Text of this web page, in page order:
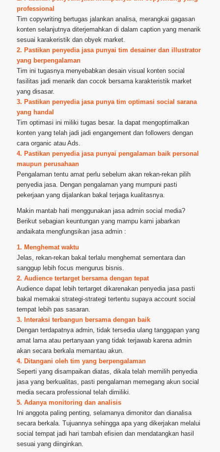
professional
Tim copywriting bertugas jalankan analisa, merangkai gagasan
konten selanjutnya diterjemahkan di dalam caption yang menarik
sesuai karakeristik dan obyek market.
2. Pastikan penyedia jasa punyai tim desainer dan illustrator
yang berpengalaman
Tim ini tugasnya menyebabkan desain visual konten social
fasilitas jadi menarik dan cocok bersama karakteristik market
yang disasar.
3. Pastikan penyedia jasa punya tim optimasi social sarana
yang handal
Tim optimasi ini miliki tugas besar. Ia dapat mengoptimalkan
konten yang telah jadi jadi engangement dan followers dengan
cara organic atau Ads.
4. Pastikan penyedia jasa punyai pengalaman baik personal
maupun perusahaan
Pengalaman tentu amat perlu sebelum akan rekan-rekan pilih
penyedia jasa. Dengan pengalaman yang mumpuni pasti
pekerjaan yang dijalankan bakal terjaga kualitasnya.
Makin mantab hati menggunakan jasa admin social media?
Berikut sebagian keuntungan yang mampu kami jabarkan
andaikata mengfungsikan jasa admin :
1. Menghemat waktu
Jelas, rekan-rekan bakal terlalu menghemat sementara dan
sanggup lebih focus mengurus bisnis.
2. Audience tertarget bersama dengan tepat
Audience dapat lebih tertarget dikarenakan penyedia jasa pasti
bakal memakai strategi-strategi tertentu supaya account social
tempat lebih pas sasaran.
3. Interaksi terbangun bersama dengan baik
Dengan terdapatnya admin, tidak tersedia ulang tanggapan yang
amat lama atau pertanyaan yang tidak terjawab karena admin
akan secara berkala memantau akun.
4. Ditangani oleh tim yang berpengalaman
Seperti yang disampaikan diatas, dikala telah memilih penyedia
jasa yang berkualitas, pasti pengalaman memegang akun social
media secara professional telah dimiliki.
5. Adanya monitoring dan analisis
Ini anggota paling penting, selamanya dimonitor dan dianalisa
secara berkala. Tujuannya sehingga apa yang dikerjakan melalui
social tempat jadi hari tambah efisien dan mendatangkan hasil
sesuai yang diinginkan.